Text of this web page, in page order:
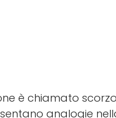
è chiamato
analogie